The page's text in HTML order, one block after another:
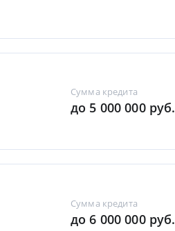
Сумма кредита
до 5 000 000 руб.
Сумма кредита
до 6 000 000 руб.